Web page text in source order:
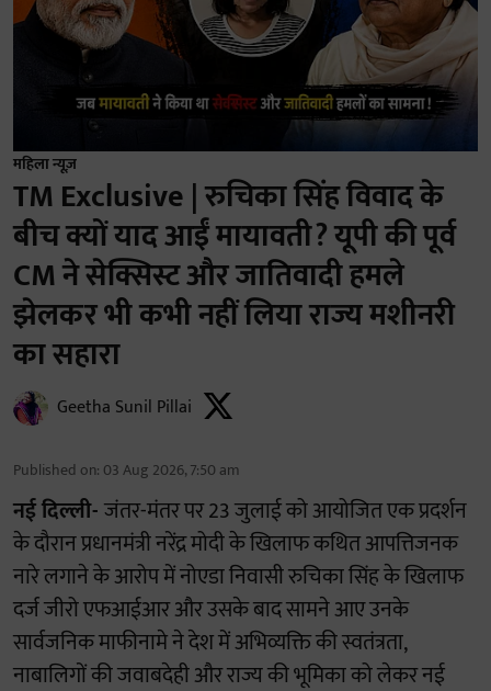
महिला न्यूज़
TM Exclusive | रुचिका सिंह विवाद के
बीच क्यों याद आईं मायावती? यूपी की पूर्व
CM ने सेक्सिस्ट और जातिवादी हमले
झेलकर भी कभी नहीं लिया राज्य मशीनरी
का सहारा
Geetha Sunil Pillai
Published on: 03 Aug 2026, 7:50 am
नई दिल्ली-जंतर-मंतर पर 23 जुलाई को आयोजित एक प्रदर्शन
के दौरान प्रधानमंत्री नरेंद्र मोदी के खिलाफ कथित आपत्तिजनक
नारे लगाने के आरोप में नोएडा निवासी रुचिका सिंह के खिलाफ
दर्ज जीरो एफआईआर और उसके बाद सामने आए उनके
सार्वजनिक माफीनामे ने देश में अभिव्यक्ति की स्वतंत्रता,
नाबालिगों की जवाबदेही और राज्य की भूमिका को लेकर नई